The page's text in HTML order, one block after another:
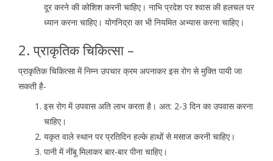
दूर करने की कोशिश करनी चाहिए। नाभि प्रदेश पर श्वास की हलचल पर
ध्यान करना चाहिए। योगनिद्रा का भी नियमित अभ्यास करना चाहिए।
2. प्राकृतिक चिकित्सा –
प्राकृतिक चिकित्सा में निम्न उपचार क्रम अपनाकर इस रोग से मुक्ति पायी जा
सकती है-
इस रोग में उपवास अति लाभ करता है। अत: 2-3 दिन का उपवास करना
चाहिए।
यकृत वाले स्थान पर प्रतिदिन हल्के हाथों से मसाज करनी चाहिए।
पानी में नींबू मिलाकर बार-बार पीना चाहिए।